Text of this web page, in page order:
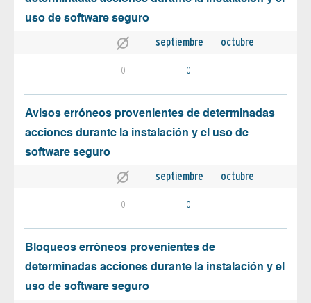
uso de software seguro
septiembre octubre
0 0
Avisos erróneos provenientes de determinadas
acciones durante la instalación y el uso de
software seguro
septiembre octubre
0 0
Bloqueos erróneos provenientes de
determinadas acciones durante la instalación y el
uso de software seguro